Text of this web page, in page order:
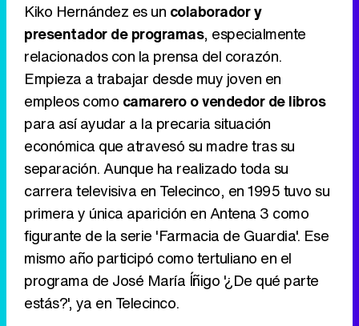
Tráiler de la tercera temporada de 'The Walking Dead: Dead City' de AMC+
Kiko Hernández es un colaborador y
presentador de programas, especialmente
relacionados con la prensa del corazón.
Empieza a trabajar desde muy joven en
empleos como camarero o vendedor de libros
para así ayudar a la precaria situación
económica que atravesó su madre tras su
separación. Aunque ha realizado toda su
carrera televisiva en Telecinco, en 1995 tuvo su
primera y única aparición en Antena 3 como
figurante de la serie 'Farmacia de Guardia'. Ese
mismo año participó como tertuliano en el
programa de José María Íñigo '¿De qué parte
estás?', ya en Telecinco.